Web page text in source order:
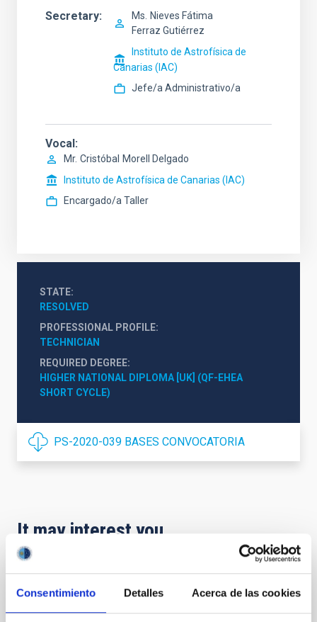
Consentimiento Detalles Acerca de las cookies
Secretary Ms.
Nieves Fátima
Ferraz Gutiérrez
Instituto de Astrofísica de
Canarias (IAC)
Jefe/a Administrativo/a
Vocal
Mr. Cristóbal
Morell Delgado
Instituto de Astrofísica de Canarias (IAC)
Encargado/a Taller
STATE
RESOLVED
PROFESSIONAL PROFILE
TECHNICIAN
REQUIRED DEGREE
HIGHER NATIONAL DIPLOMA [UK] (QF-EHEA
SHORT CYCLE)
PS-2020-039 BASES CONVOCATORIA
It may interest you